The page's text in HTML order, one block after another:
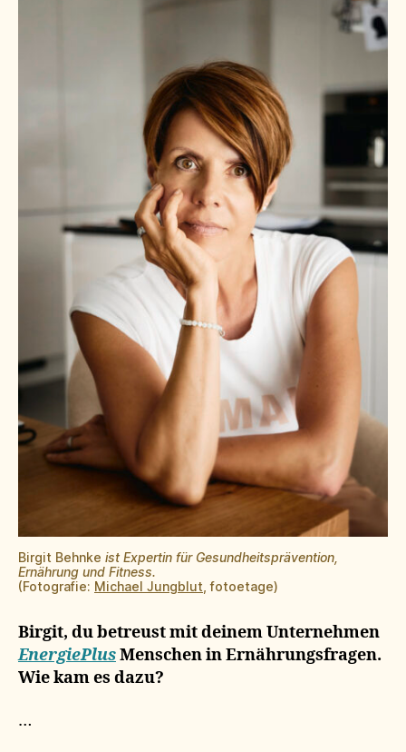
Birgit Behnke ist Expertin für Gesundheitsprävention,
Ernährung und Fitness.
(Fotografie: Michael Jungblut , fotoetage)
Birgit, du betreust mit deinem Unternehmen
EnergiePlusMenschen in Ernährungsfragen.
Wie kam es dazu?
…